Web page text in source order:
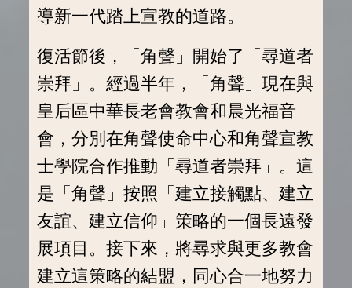
導新一代踏上宣教的道路。
復活節後，「角聲」開始了「尋道者
崇拜」。經過半年，「角聲」現在與
皇后區中華長老會教會和晨光福音
會，分別在角聲使命中心和角聲宣教
士學院合作推動「尋道者崇拜」。這
是「角聲」按照「建立接觸點、建立
友誼、建立信仰」策略的一個長遠發
展項目。接下來，將尋求與更多教會
建立這策略的結盟，同心合一地努力